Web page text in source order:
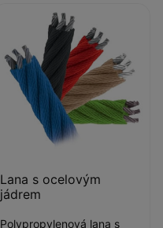
Lana s ocelovým
jádrem
Polypropylenová lana s